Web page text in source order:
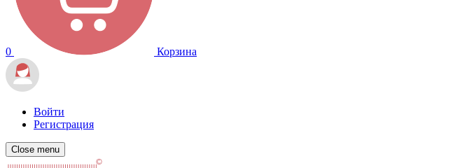
0 Корзина
Войти
Регистрация
Close menu